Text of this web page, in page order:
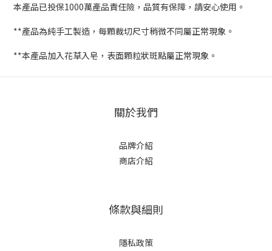
本產品已投保1000萬產品責任險，品質有保障，請安心使用。
**產品為純手工製造，每顆裁切尺寸稍微不同屬正常現象。
**本產品加入花草入皂，表面顆粒狀斑點屬正常現象。
關於我們
品牌介紹
商店介紹
條款與細則
隱私政策